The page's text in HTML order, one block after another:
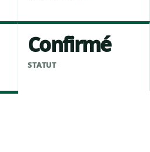
Confirmé
STATUT